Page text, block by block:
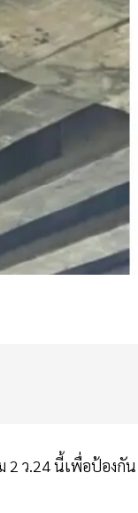
2 ว.24 นี้เพื่อป้องกัน